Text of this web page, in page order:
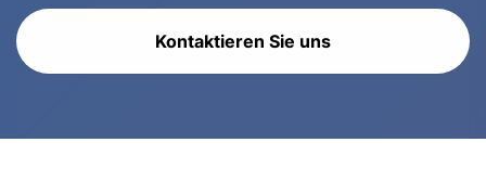
Kontaktieren Sie uns